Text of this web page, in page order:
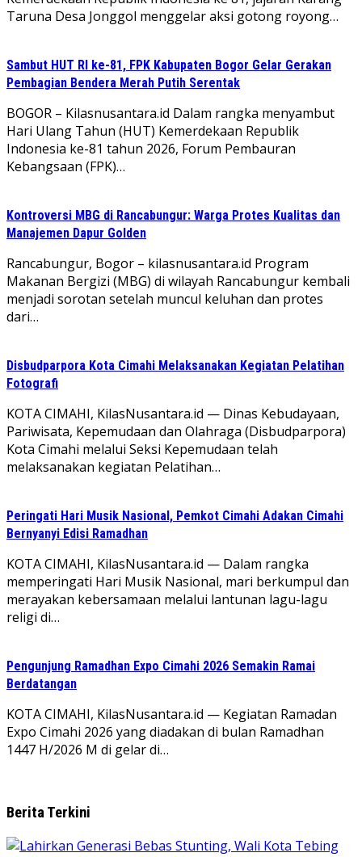
Taruna Desa Jonggol menggelar aksi gotong royong…
Sambut HUT RI ke-81, FPK Kabupaten Bogor Gelar Gerakan
Pembagian Bendera Merah Putih Serentak
BOGOR – Kilasnusantara.id Dalam rangka menyambut
Hari Ulang Tahun (HUT) Kemerdekaan Republik
Indonesia ke-81 tahun 2026, Forum Pembauran
Kebangsaan (FPK)…
Kontroversi MBG di Rancabungur: Warga Protes Kualitas dan
Manajemen Dapur Golden
Rancabungur, Bogor – kilasnusantara.id Program
Makanan Bergizi (MBG) di wilayah Rancabungur kembali
menjadi sorotan setelah muncul keluhan dan protes
dari…
Disbudparpora Kota Cimahi Melaksanakan Kegiatan Pelatihan
Fotografi
KOTA CIMAHI, KilasNusantara.id — Dinas Kebudayaan,
Pariwisata, Kepemudaan dan Olahraga (Disbudparpora)
Kota Cimahi melalui Seksi Kepemudaan telah
melaksanakan kegiatan Pelatihan…
Peringati Hari Musik Nasional, Pemkot Cimahi Adakan Cimahi
Bernyanyi Edisi Ramadhan
KOTA CIMAHI, KilasNusantara.id — Dalam rangka
memperingati Hari Musik Nasional, mari berkumpul dan
merayakan kebersamaan melalui lantunan lagu-lagu
religi di…
Pengunjung Ramadhan Expo Cimahi 2026 Semakin Ramai
Berdatangan
KOTA CIMAHI, KilasNusantara.id — Kegiatan Ramadan
Expo Cimahi 2026 yang diadakan di bulan Ramadhan
1447 H/2026 M di gelar di…
Berita Terkini